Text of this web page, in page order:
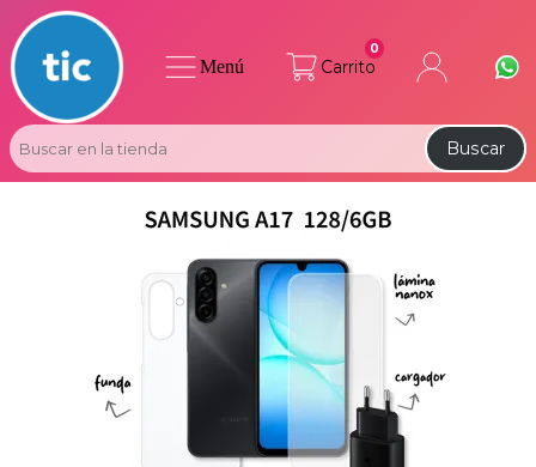
Carrito
0
Buscar
Menú